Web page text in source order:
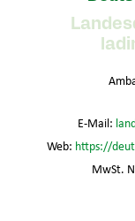
E-Mail:
Web: https://
MwSt.